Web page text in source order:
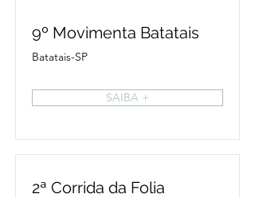
9º Movimenta Batatais
Batatais-SP
SAIBA +
2ª Corrida da Folia